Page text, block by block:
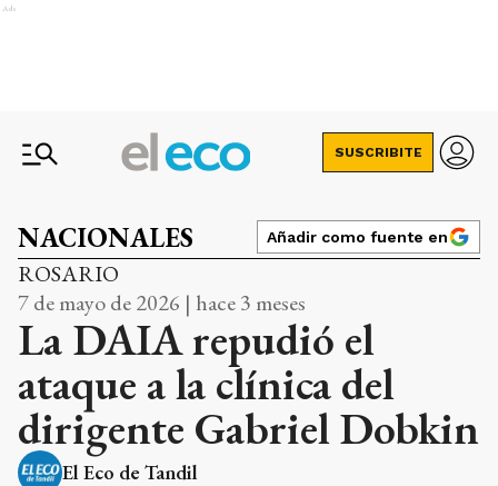
Ads
SUSCRIBITE
NACIONALES Añadir como fuente en
ROSARIO
7 de mayo de 2026 | hace 3 meses
La DAIA repudió el
ataque a la clínica del
dirigente Gabriel Dobkin
El Eco de Tandil